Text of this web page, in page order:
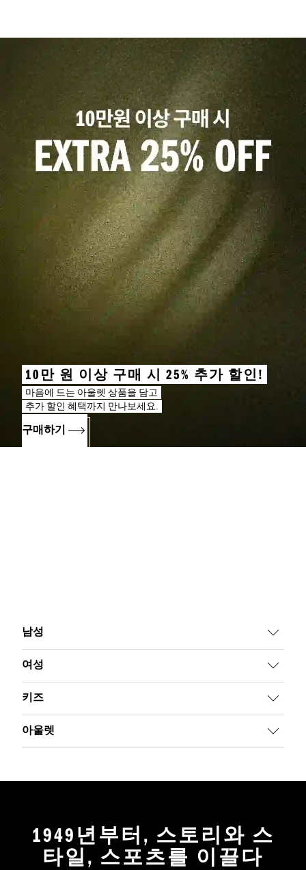
10만 원 이상 구매 시 25% 추가 할인!
마음에 드는 아울렛 상품을 담고
추가 할인 혜택까지 만나보세요.
구매하기
남성
여성
키즈
아울렛
1949년부터, 스토리와 스
타일, 스포츠를 이끌다